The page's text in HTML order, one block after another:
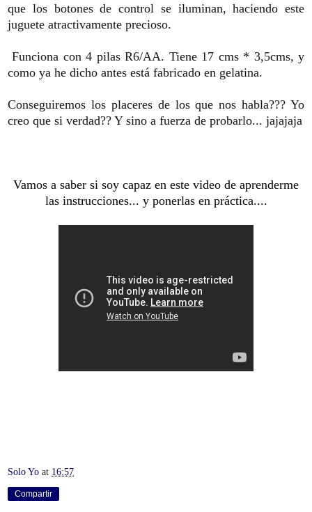
que los botones de control se iluminan, haciendo este
juguete atractivamente precioso.
Funciona con 4 pilas R6/AA. Tiene 17 cms * 3,5cms, y
como ya he dicho antes está fabricado en gelatina.
Conseguiremos los placeres de los que nos habla??? Yo
creo que si verdad?? Y sino a fuerza de probarlo... jajajaja
Vamos a saber si soy capaz en este video de aprenderme
las instrucciones... y ponerlas en práctica....
Solo Yo at 16:57
Compartir